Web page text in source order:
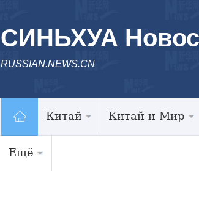
СИНЬХУА
RUSSIAN.NEWS.CN
Китай Китай и Мир
Ещё